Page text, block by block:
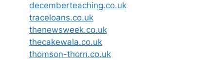
decemberteaching.co.uk
traceloans.co.uk
thenewsweek.co.uk
thecakewala.co.uk
thomson-thorn.co.uk